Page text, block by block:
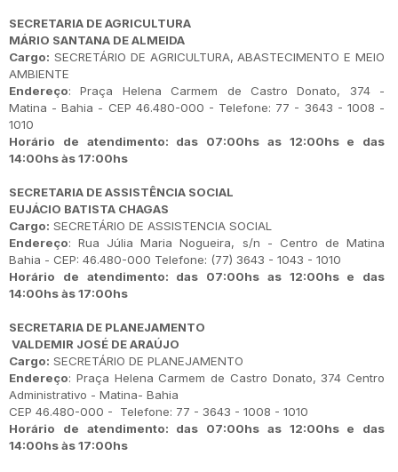
SECRETARIA DE AGRICULTURA
MÁRIO SANTANA DE ALMEIDA
Cargo: SECRETÁRIO DE AGRICULTURA, ABASTECIMENTO E MEIO
AMBIENTE
Endereço: Praça Helena Carmem de Castro Donato, 374 -
Matina - Bahia - CEP 46.480-000 - Telefone: 77 - 3643 - 1008 -
1010
Horário de atendimento: das 07:00hs as 12:00hs e das
14:00hs às 17:00hs
SECRETARIA DE ASSISTÊNCIA SOCIAL
EUJÁCIO BATISTA CHAGAS
Cargo: SECRETÁRIO DE ASSISTENCIA SOCIAL
Endereço: Rua Júlia Maria Nogueira, s/n - Centro de Matina
Bahia - CEP: 46.480-000 Telefone: (77) 3643 - 1043 - 1010
Horário de atendimento: das 07:00hs as 12:00hs e das
14:00hs às 17:00hs
SECRETARIA DE PLANEJAMENTO
VALDEMIR JOSÉ DE ARAÚJO
Cargo: SECRETÁRIO DE PLANEJAMENTO
Endereço: Praça Helena Carmem de Castro Donato, 374 Centro
Administrativo - Matina- Bahia
CEP 46.480-000 - Telefone: 77 - 3643 - 1008 - 1010
Horário de atendimento: das 07:00hs as 12:00hs e das
14:00hs às 17:00hs